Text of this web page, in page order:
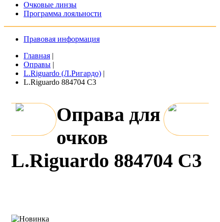
Очковые линзы
Программа лояльности
Правовая информация
Главная |
Оправы |
L.Riguardo (Л.Ригардо) |
L.Riguardo 884704 C3
Оправа для
очков
L.Riguardo 884704 C3